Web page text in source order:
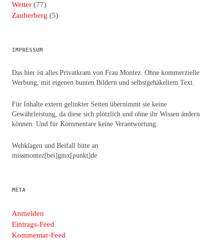
Wetter (77)
Zauberberg (5)
IMPRESSUM
Das hier ist alles Privatkram von Frau Montez. Ohne kommerzielle
Werbung, mit eigenen bunten Bildern und selbstgehäkeltem Text.
Für Inhalte extern gelinkter Seiten übernimmt sie keine
Gewährleistung, da diese sich plötzlich und ohne ihr Wissen ändern
können. Und für Kommentare keine Verantwortung.
Wehklagen und Beifall bitte an
missmontez[bei]gmx[punkt]de
META
Anmelden
Eintrags-Feed
Kommentar-Feed